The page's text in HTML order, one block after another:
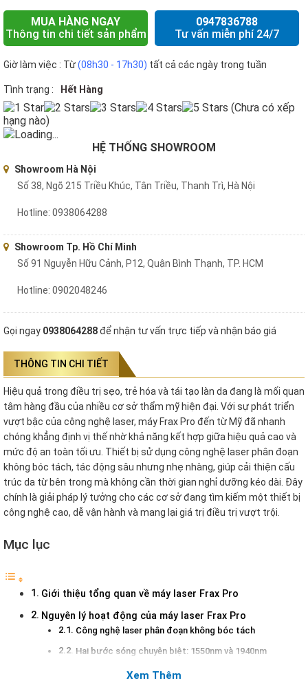
MUA HÀNG NGAY
Thông tin chi tiết sản phẩm
0947836788
Tư vấn miễn phí 24/7
Giờ làm việc : Từ(08h30 - 17h30) tất cả các ngày trong tuần
Tình trạng : Hết Hàng
(Chưa có xếp
hạng nào)
Loading...
HỆ THỐNG SHOWROOM
Showroom Hà Nội
Số 38, Ngõ 215 Triều Khúc, Tân Triều, Thanh Trì, Hà Nội
Hotline: 0938064288
Showroom Tp. Hồ Chí Minh
Số 91 Nguyễn Hữu Cảnh, P12, Quận Bình Thạnh, TP. HCM
Hotline: 0902048246
Gọi ngay 0938064288để nhận tư vấn trực tiếp và nhận báo giá
THÔNG TIN CHI TIẾT
Hiệu quả trong điều trị sẹo, trẻ hóa và tái tạo làn da đang là mối quan
tâm hàng đầu của nhiều cơ sở thẩm mỹ hiện đại. Với sự phát triển
vượt bậc của công nghệ laser, máy Frax Pro đến từ Mỹ đã nhanh
chóng khẳng định vị thế nhờ khả năng kết hợp giữa hiệu quả cao và
mức độ an toàn tối ưu. Thiết bị sử dụng công nghệ laser phân đoạn
không bóc tách, tác động sâu nhưng nhẹ nhàng, giúp cải thiện cấu
trúc da từ bên trong mà không cần thời gian nghỉ dưỡng kéo dài. Đây
chính là giải pháp lý tưởng cho các cơ sở đang tìm kiếm một thiết bị
công nghệ cao, dễ vận hành và mang lại giá trị điều trị vượt trội.
Mục lục
Giới thiệu tổng quan về máy laser Frax Pro
Nguyên lý hoạt động của máy laser Frax Pro
Công nghệ laser phân đoạn không bóc tách
Hai bước sóng chuyên biệt: 1550nm và 1940nm
Điều chỉnh cá nhân hóa theo từng bệnh nhân
Xem Thêm